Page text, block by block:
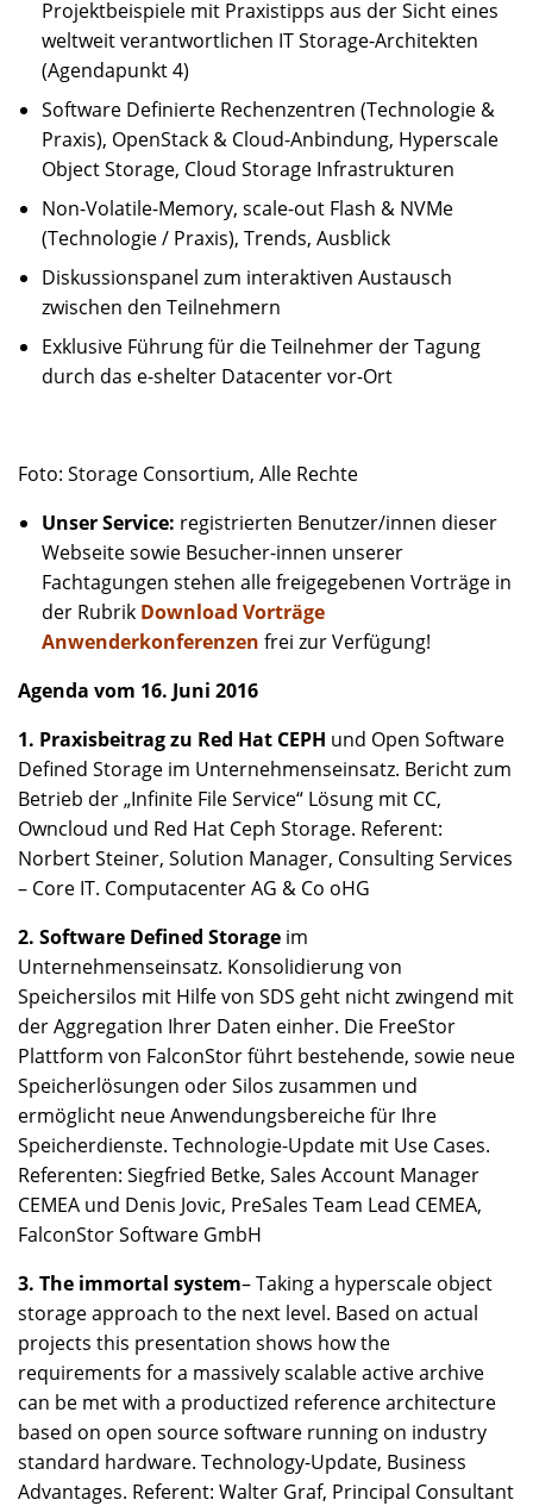
Projektbeispiele mit Praxistipps aus der Sicht eines
weltweit verantwortlichen IT Storage-Architekten
(Agendapunkt 4)
Software Definierte Rechenzentren (Technologie &
Praxis), OpenStack & Cloud-Anbindung, Hyperscale
Object Storage, Cloud Storage Infrastrukturen
Non-Volatile-Memory, scale-out Flash & NVMe
(Technologie / Praxis), Trends, Ausblick
Diskussionspanel zum interaktiven Austausch
zwischen den Teilnehmern
Exklusive Führung für die Teilnehmer der Tagung
durch das e-shelter Datacenter vor-Ort
Foto: Storage Consortium, Alle Rechte
Unser Service: registrierten Benutzer/innen dieser
Webseite sowie Besucher-innen unserer
Fachtagungen stehen alle freigegebenen Vorträge in
der Rubrik Download Vorträge
Anwenderkonferenzen frei zur Verfügung!
Agenda vom 16. Juni 2016
1. Praxisbeitrag zu Red Hat CEPH und Open Software
Defined Storage im Unternehmenseinsatz. Bericht zum
Betrieb der „Infinite File Service“ Lösung mit CC,
Owncloud und Red Hat Ceph Storage. Referent:
Norbert Steiner, Solution Manager, Consulting Services
– Core IT. Computacenter AG & Co oHG
2. Software Defined Storage im
Unternehmenseinsatz. Konsolidierung von
Speichersilos mit Hilfe von SDS geht nicht zwingend mit
der Aggregation Ihrer Daten einher. Die FreeStor
Plattform von FalconStor führt bestehende, sowie neue
Speicherlösungen oder Silos zusammen und
ermöglicht neue Anwendungsbereiche für Ihre
Speicherdienste. Technologie-Update mit Use Cases.
Referenten: Siegfried Betke, Sales Account Manager
CEMEA und Denis Jovic, PreSales Team Lead CEMEA,
FalconStor Software GmbH
3. The immortal system– Taking a hyperscale object
storage approach to the next level. Based on actual
projects this presentation shows how the
requirements for a massively scalable active archive
can be met with a productized reference architecture
based on open source software running on industry
standard hardware. Technology-Update, Business
Advantages. Referent: Walter Graf, Principal Consultant